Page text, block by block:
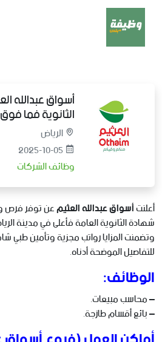
أسواق عبدالله
الثانوية فما فوق
الرياض
2025-10-05
وظائف الشركات
أعلنتأسواق عبدالله العثيمعن توفر فرص
شهادة الثانوية العامة فأعلى في مدينة
وتضمنت المزايا رواتب مجزية وتأمين
للتفاصيل الموضحة أدناه.
الوظائف:
– محاسب مبيعات.
– بائع أقسام طازجة.